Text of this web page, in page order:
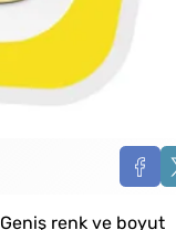
renk ve boyut